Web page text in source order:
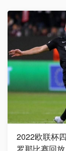
2022欧联杯